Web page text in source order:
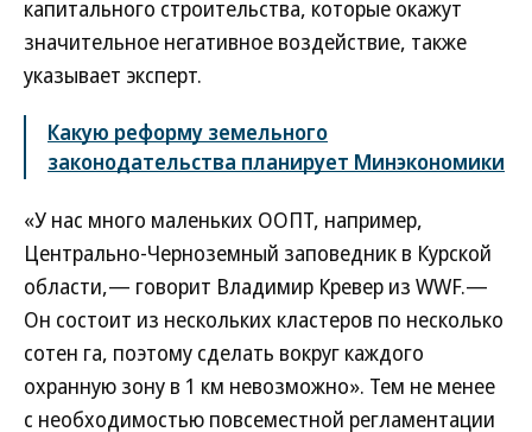
капитального строительства, которые окажут
значительное негативное воздействие, также
указывает эксперт.
Какую реформу земельного
законодательства планирует Минэкономики
«У нас много маленьких ООПТ, например,
Центрально-Черноземный заповедник в Курской
области,— говорит Владимир Кревер из WWF.—
Он состоит из нескольких кластеров по несколько
сотен га, поэтому сделать вокруг каждого
охранную зону в 1 км невозможно». Тем не менее
с необходимостью повсеместной регламентации